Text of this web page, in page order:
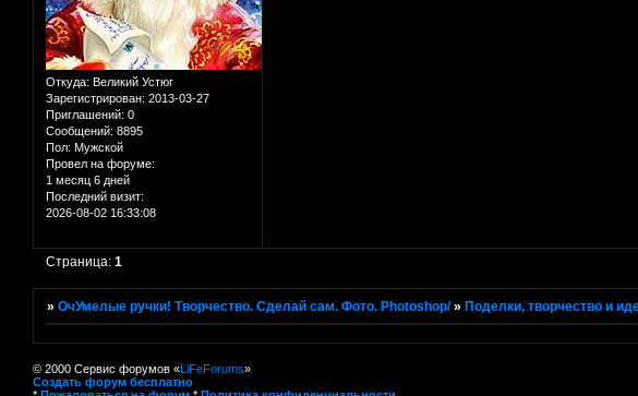
Откуда: Великий Устюг
Зарегистрирован: 2013-03-27
Приглашений: 0
Сообщений: 8895
Пол: Мужской
Провел на форуме:
1 месяц 6 дней
Последний визит:
2026-08-02 16:33:08
Страница:1
»ОчУмелые ручки! Творчество. Сделай сам. Фото. Photoshop/ » Поделки, творчество и
© 2000 Сервис форумов «LiFeForums»
Создать форум бесплатно